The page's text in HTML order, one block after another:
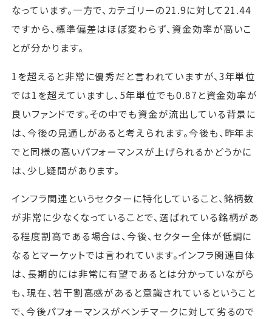
なっています。一方で、カテゴリーの21.9に対して21.44
ですから、標準偏差はほぼ変わらず、資金効率が高いこ
とが分かります。
1を超えると非常に優秀だと言われていますが、3年単位
では1を超えていますし、5年単位でも0.87と資金効率が
良いファンドです。その中でも資金が流出している背景に
は、今後の見通しがあると考えられます。今後も、昨年ま
でと同様の高いパフォーマンスが上げられるかどうかに
は、少し疑問があります。
インフラ関連というセクターに特化していること、銘柄数
が非常に少なくなっていることで、選ばれている銘柄があ
る程度割高である場合は、今後、セクター全体が低調に
なるとマーケットでは言われています。インフラ関連自体
は、長期的には非常に有望であるとは分かっていながら
も、現在、若干割高感があると意識されているということ
で、今後パフォーマンスがベンチマークに対して劣るので